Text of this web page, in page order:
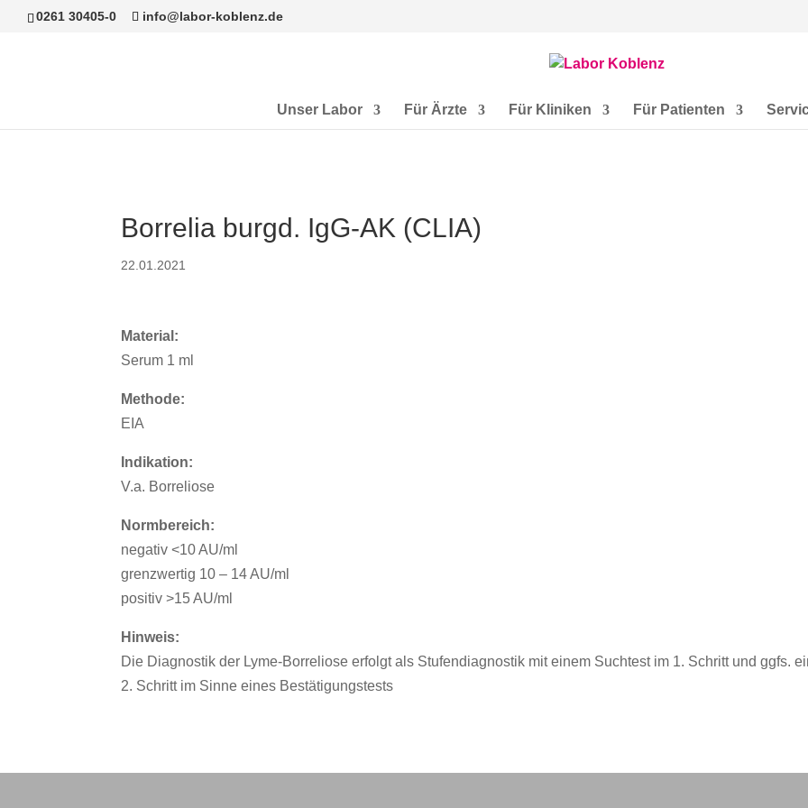
0261 30405-0 info@labor-koblenz.de
Unser Labor Für Ärzte Für Kliniken Für Patienten
Borrelia burgd. IgG-AK (CLIA)
22.01.2021
Material:
Serum 1 ml
Methode:
EIA
Indikation:
V.a. Borreliose
Normbereich:
negativ <10 AU/ml
grenzwertig 10 – 14 AU/ml
positiv >15 AU/ml
Hinweis:
Die Diagnostik der Lyme-Borreliose erfolgt als Stufendiagnostik mit einem Suchtest im 1. Schritt und ggfs.
2. Schritt im Sinne eines Bestätigungstests